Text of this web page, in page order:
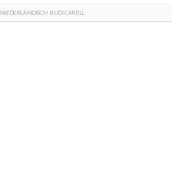
NIEDERLÄNDISCH RUDI CARELL